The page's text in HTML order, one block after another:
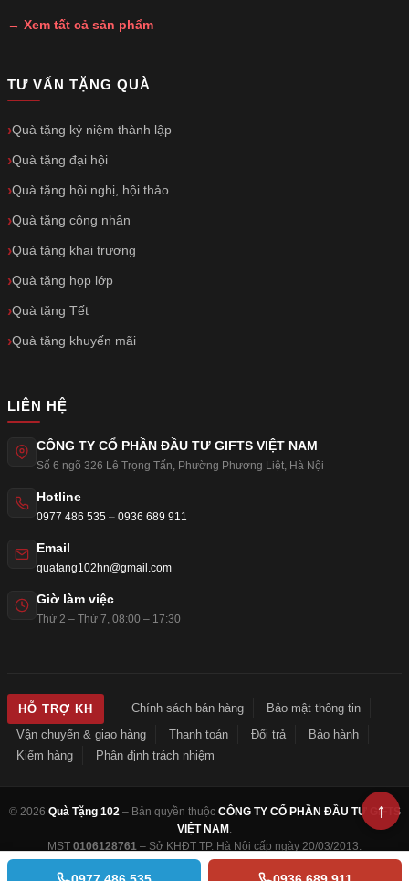
→ Xem tất cả sản phẩm
TƯ VẤN TẶNG QUÀ
Quà tặng kỷ niệm thành lập
Quà tặng đại hội
Quà tặng hội nghị, hội thảo
Quà tặng công nhân
Quà tặng khai trương
Quà tặng họp lớp
Quà tặng Tết
Quà tặng khuyến mãi
LIÊN HỆ
CÔNG TY CỔ PHẦN ĐẦU TƯ GIFTS VIỆT NAM
Số 6 ngõ 326 Lê Trọng Tấn, Phường Phương Liệt, Hà Nội
Hotline
0977 486 535 – 0936 689 911
Email
quatang102hn@gmail.com
Giờ làm việc
Thứ 2 – Thứ 7, 08:00 – 17:30
HỖ TRỢ KH Chính sách bán hàng
Bảo mật thông tin
Vận chuyển & giao hàng
Thanh toán Đổi trả
Bảo hành
Kiểm hàng
Phân định trách nhiệm
© 2026 Quà Tặng 102– Bản quyền thuộc CÔNG TY CỔ PHẦN ĐẦU TƯ GIFTS
VIỆT NAM .
MST 0106128761 – Sở KHĐT TP. Hà Nội cấp ngày 20/03/2013.